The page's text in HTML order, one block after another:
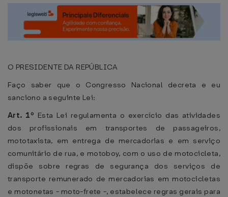
O PRESIDENTE DA REPÚBLICA
Faço saber que o Congresso Nacional decreta e eu
sanciono a seguinte Lei:
Art. 1º Esta Lei regulamenta o exercício das atividades
dos profissionais em transportes de passageiros,
mototaxista, em entrega de mercadorias e em serviço
comunitário de rua, e motoboy, com o uso de motocicleta,
dispõe sobre regras de segurança dos serviços de
transporte remunerado de mercadorias em motocicletas
e motonetas - moto-frete -, estabelece regras gerais para